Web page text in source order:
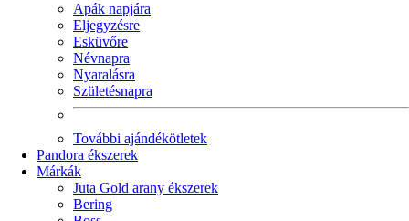
Apák napjára
Eljegyzésre
Esküvőre
Névnapra
Nyaralásra
Születésnapra
További ajándékötletek
Pandora ékszerek
Márkák
Juta Gold arany ékszerek
Bering